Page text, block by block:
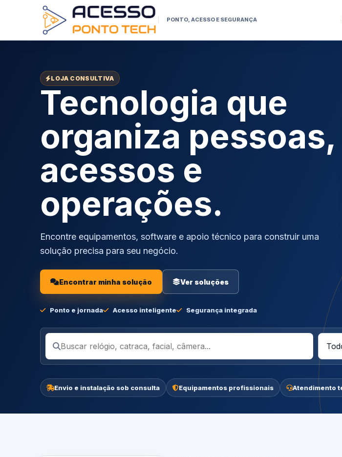
PONTO, ACESSO E SEGURANÇA
LOJA CONSULTIVA
Tecnologia que
organiza pessoas,
acessos e
operações.
Encontre equipamentos, software e apoio técnico para construir uma
solução precisa para seu negócio.
Encontrar minha solução Ver soluções
Ponto e jornada Acesso inteligente Segurança integrada
Envio e instalação sob consulta Equipamentos profissionais Atendimento